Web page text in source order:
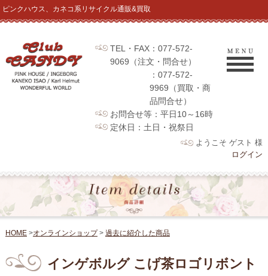
ピンクハウス、カネコ系リサイクル通販&買取
TEL・FAX：077-572-
9069（注文・問合せ）
：077-572-
9969（買取・商
品問合せ）
お問合せ等：平日10～16時
定休日：土日・祝祭日
ようこそ ゲスト 様
ログイン
HOME>オンラインショップ> 過去に紹介した商品
インゲボルグ こげ茶ロゴリボント